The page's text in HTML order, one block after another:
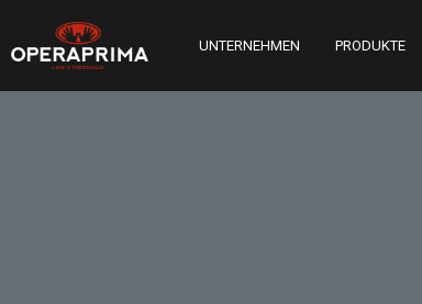
UNTERNEHMEN PRODUKTE